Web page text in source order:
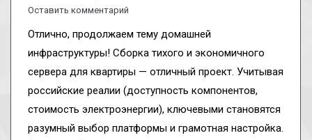
Оставить комментарий
Отлично, продолжаем тему домашней
инфраструктуры! Сборка тихого и экономичного
сервера для квартиры — отличный проект. Учитывая
российские реалии (доступность компонентов,
стоимость электроэнергии), ключевыми становятся
разумный выбор платформы и грамотная настройка.